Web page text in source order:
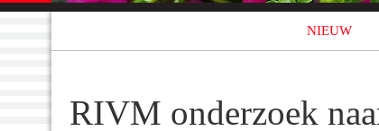
NIEUW
RIVM onderzoek